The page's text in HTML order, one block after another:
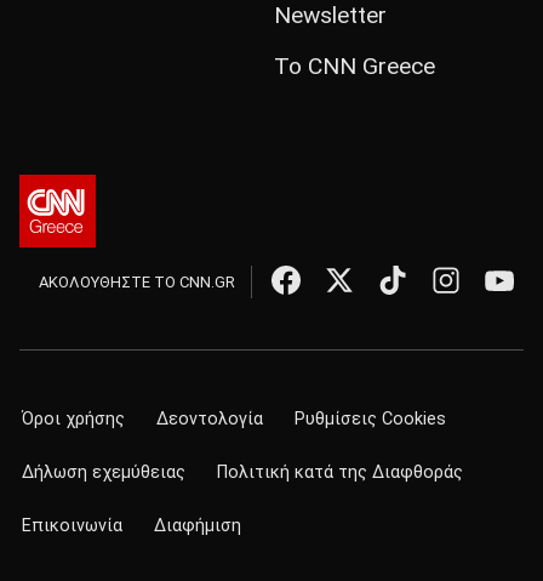
Newsletter
Το CNN Greece
ΑΚΟΛΟΥΘΗΣΤΕ ΤΟ CNN.GR
Όροι χρήσης Δεοντολογία Ρυθμίσεις Cookies
Δήλωση εχεμύθειας Πολιτική κατά της Διαφθοράς
Επικοινωνία Διαφήμιση